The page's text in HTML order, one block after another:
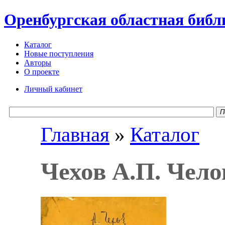
Оренбургская областная
Каталог
Новые поступления
Авторы
О проекте
Личный кабинет
Главная » Каталог
Чехов А.П.